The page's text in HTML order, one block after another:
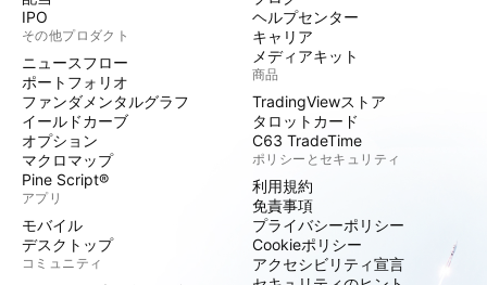
IPO
その他プロダクト
ニュースフロー
ポートフォリオ
ファンダメンタルグラフ
イールドカーブ
オプション
マクロマップ
Pine Script®
アプリ
モバイル
デスクトップ
コミュニティ
ヘルプセンター
キャリア
メディアキット
商品
TradingViewストア
タロットカード
C63 TradeTime
ポリシーとセキュリティ
利用規約
免責事項
プライバシーポリシー
Cookieポリシー
アクセシビリティ宣言